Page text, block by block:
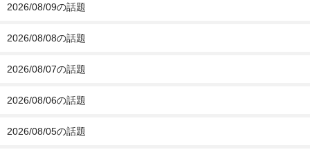
2026/08/09の話題
2026/08/08の話題
2026/08/07の話題
2026/08/06の話題
2026/08/05の話題